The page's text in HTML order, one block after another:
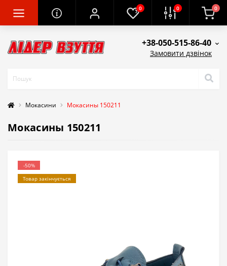
0 0 0
+38-050-515-86-40
Замовити дзвінок
Мокасини Мокасины 150211
Мокасины 150211
-50%
Товар закінчується